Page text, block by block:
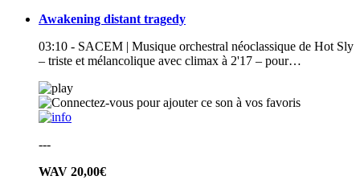
Awakening distant tragedy
03:10 - SACEM | Musique orchestral néoclassique de Hot Sly
– triste et mélancolique avec climax à 2'17 – pour…
---
WAV 20,00€